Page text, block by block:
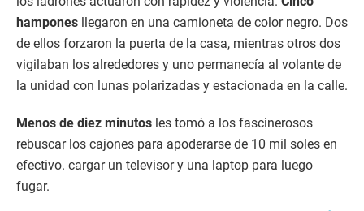
hampones llegaron en una camioneta de color negro. Dos
de ellos forzaron la puerta de la casa, mientras otros dos
vigilaban los alrededores y uno permanecía al volante de
la unidad con lunas polarizadas y estacionada en la calle.
Menos de diez minutos les tomó a los fascinerosos
rebuscar los cajones para apoderarse de 10 mil soles en
efectivo. cargar un televisor y una laptop para luego
fugar.